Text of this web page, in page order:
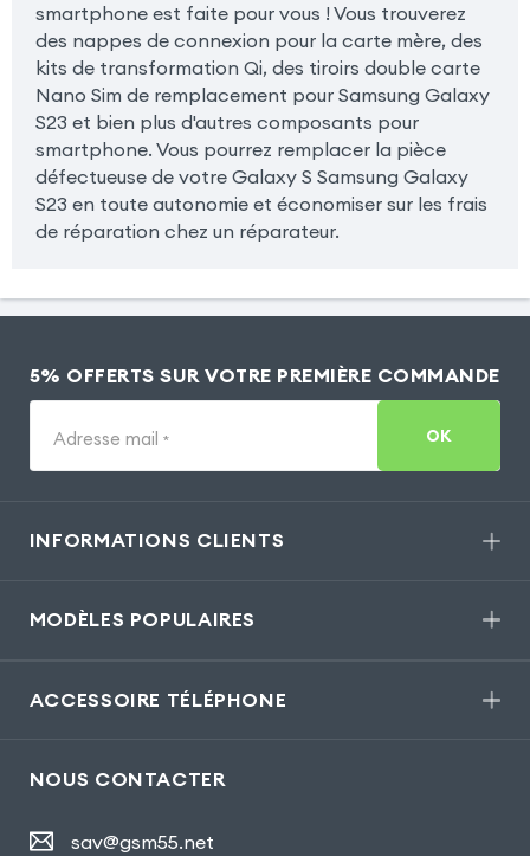
smartphone est faite pour vous ! Vous trouverez
des nappes de connexion pour la carte mère, des
kits de transformation Qi, des tiroirs double carte
Nano Sim de remplacement pour Samsung Galaxy
S23 et bien plus d'autres composants pour
smartphone. Vous pourrez remplacer la pièce
défectueuse de votre Galaxy S Samsung Galaxy
S23 en toute autonomie et économiser sur les frais
de réparation chez un réparateur.
5% OFFERTS SUR VOTRE PREMIÈRE COMMANDE
Adresse mail * OK
INFORMATIONS CLIENTS
MODÈLES POPULAIRES
ACCESSOIRE TÉLÉPHONE
NOUS CONTACTER
sav@gsm55.net